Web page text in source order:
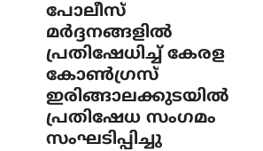
പോലീസ്
മർദ്ദനങ്ങളിൽ
പ്രതിഷേധിച്ച് കേരള
കോൺഗ്രസ്
ഇരിങ്ങാലക്കുടയിൽ
പ്രതിഷേധ സംഗമം
സംഘടിപ്പിച്ചു